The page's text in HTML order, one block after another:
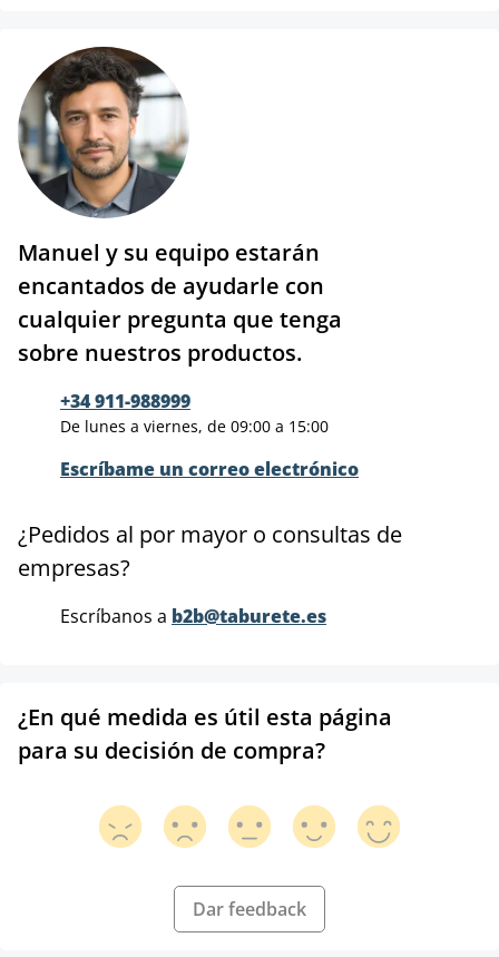
Manuel y su equipo estarán
encantados de ayudarle con
cualquier pregunta que tenga
sobre nuestros productos.
+34 911-988999
De lunes a viernes, de 09:00 a 15:00
Escríbame un correo electrónico
¿Pedidos al por mayor o consultas de
empresas?
Escríbanos a b2b@taburete.es
¿En qué medida es útil esta página
para su decisión de compra?
Dar feedback